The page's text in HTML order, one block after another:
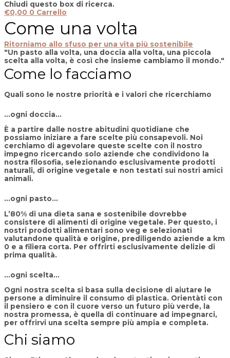
Chiudi questo box di ricerca.
€0,00 0 Carrello
Come una volta
Ritorniamo allo sfuso per una vita più sostenibile
"Un pasto alla volta, una doccia alla volta, una piccola
scelta alla volta, è così che insieme cambiamo il mondo."
Come lo facciamo
Quali sono le nostre priorità e i valori che ricerchiamo
...ogni doccia...
È a partire dalle nostre abitudini quotidiane che
possiamo iniziare a fare scelte più consapevoli. Noi
cerchiamo di agevolare queste scelte con il nostro
impegno ricercando solo aziende che condividono la
nostra filosofia, selezionando esclusivamente prodotti
naturali, di origine vegetale e non testati sui nostri amici
animali.
...ogni pasto...
L’80% di una dieta sana e sostenibile dovrebbe
consistere di alimenti di origine vegetale. Per questo, i
nostri prodotti alimentari sono veg e selezionati
valutandone qualità e origine, prediligendo aziende a km
0 e a filiera corta. Per offrirti esclusivamente delizie di
prima qualità.
...ogni scelta...
Ogni nostra scelta si basa sulla decisione di aiutare le
persone a diminuire il consumo di plastica. Orientàti con
il pensiero e con il cuore verso un futuro più verde, la
nostra promessa, è quella di continuare ad impegnarci,
per offrirvi una scelta sempre più ampia e completa.
Chi siamo